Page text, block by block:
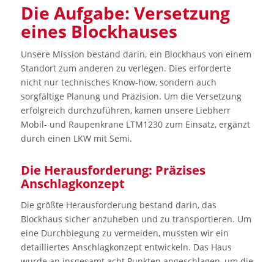
Die Aufgabe: Versetzung
eines Blockhauses
Unsere Mission bestand darin, ein Blockhaus von einem
Standort zum anderen zu verlegen. Dies erforderte
nicht nur technisches Know-how, sondern auch
sorgfältige Planung und Präzision. Um die Versetzung
erfolgreich durchzuführen, kamen unsere Liebherr
Mobil- und Raupenkrane LTM1230 zum Einsatz, ergänzt
durch einen LKW mit Semi.
Die Herausforderung: Präzises
Anschlagkonzept
Die größte Herausforderung bestand darin, das
Blockhaus sicher anzuheben und zu transportieren. Um
eine Durchbiegung zu vermeiden, mussten wir ein
detailliertes Anschlagkonzept entwickeln. Das Haus